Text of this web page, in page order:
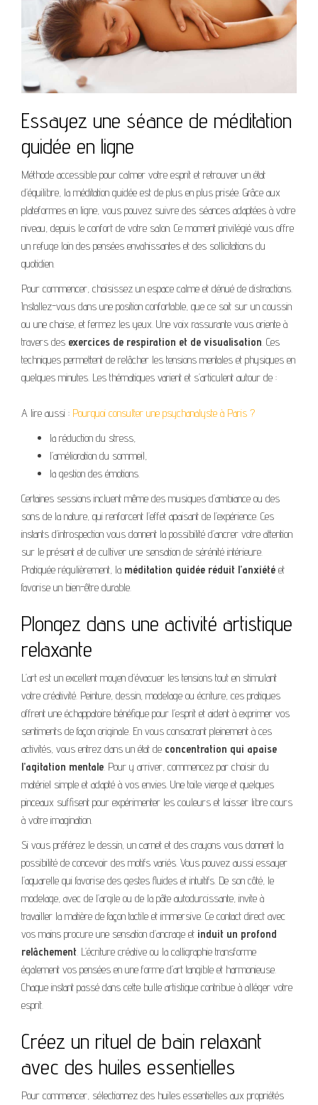
Essayez une séance de méditation
guidée en ligne
Méthode accessible pour calmer votre esprit et retrouver un état
d’équilibre, la méditation guidée est de plus en plus prisée. Grâce aux
plateformes en ligne, vous pouvez suivre des séances adaptées à votre
niveau, depuis le confort de votre salon. Ce moment privilégié vous offre
un refuge loin des pensées envahissantes et des sollicitations du
quotidien.
Pour commencer, choisissez un espace calme et dénué de distractions.
Installez-vous dans une position confortable, que ce soit sur un coussin
ou une chaise, et fermez les yeux. Une voix rassurante vous oriente à
travers des exercices de respiration et de visualisation. Ces
techniques permettent de relâcher les tensions mentales et physiques en
quelques minutes. Les thématiques varient et s’articulent autour de :
A lire aussi : Pourquoi consulter une psychanalyste à Paris ?
la réduction du stress,
l’amélioration du sommeil,
la gestion des émotions.
Certaines sessions incluent même des musiques d’ambiance ou des
sons de la nature, qui renforcent l’effet apaisant de l’expérience. Ces
instants d’introspection vous donnent la possibilité d’ancrer votre attention
sur le présent et de cultiver une sensation de sérénité intérieure.
Pratiquée régulièrement, la méditation guidée réduit l’anxiété et
favorise un bien-être durable.
Plongez dans une activité artistique
relaxante
L’art est un excellent moyen d’évacuer les tensions tout en stimulant
votre créativité. Peinture, dessin, modelage ou écriture, ces pratiques
offrent une échappatoire bénéfique pour l’esprit et aident à exprimer vos
sentiments de façon originale. En vous consacrant pleinement à ces
activités, vous entrez dans un état de concentration qui apaise
l’agitation mentale. Pour y arriver, commencez par choisir du
matériel simple et adapté à vos envies. Une toile vierge et quelques
pinceaux suffisent pour expérimenter les couleurs et laisser libre cours
à votre imagination.
Si vous préférez le dessin, un carnet et des crayons vous donnent la
possibilité de concevoir des motifs variés. Vous pouvez aussi essayer
l’aquarelle qui favorise des gestes fluides et intuitifs. De son côté, le
modelage, avec de l’argile ou de la pâte autodurcissante, invite à
travailler la matière de façon tactile et immersive. Ce contact direct avec
vos mains procure une sensation d’ancrage et induit un profond
relâchement. L’écriture créative ou la calligraphie transforme
également vos pensées en une forme d’art tangible et harmonieuse.
Chaque instant passé dans cette bulle artistique contribue à alléger votre
esprit.
Créez un rituel de bain relaxant
avec des huiles essentielles
Pour commencer, sélectionnez des huiles essentielles aux propriétés